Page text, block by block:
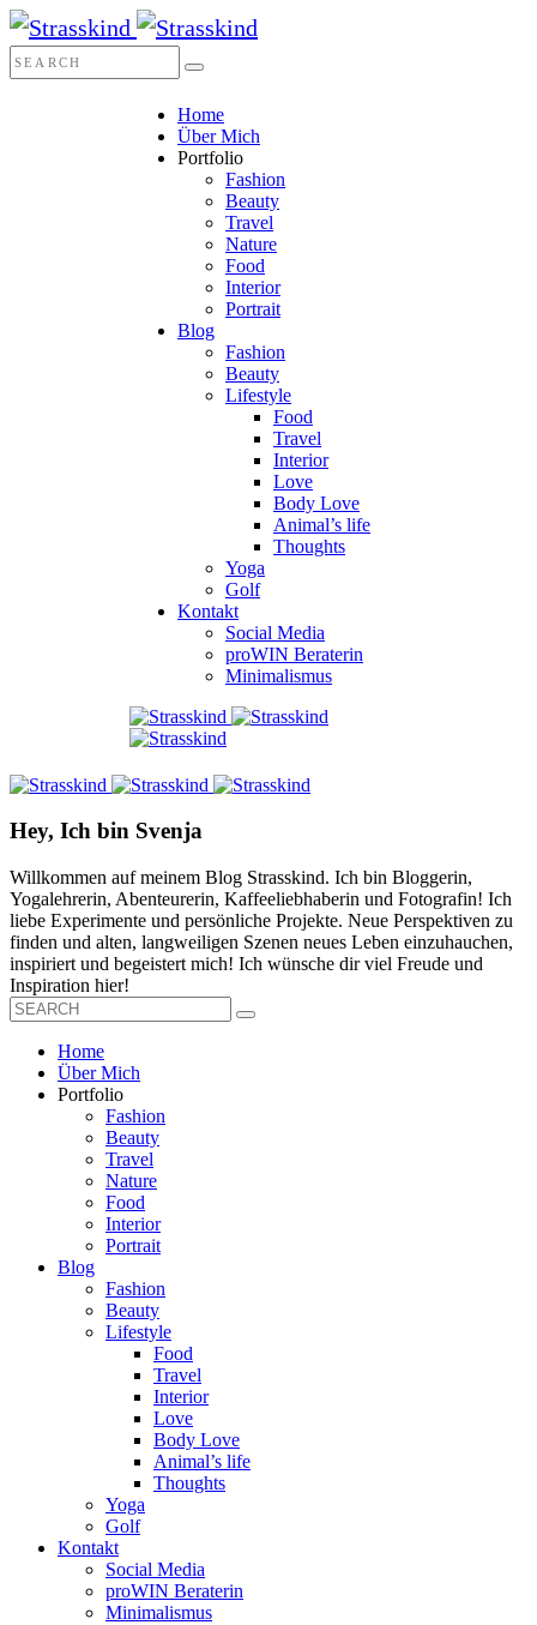
Home
Über Mich
Portfolio
Fashion
Beauty
Travel
Nature
Food
Interior
Portrait
Blog
Fashion
Beauty
Lifestyle
Food
Travel
Interior
Love
Body Love
Animal’s life
Thoughts
Yoga
Golf
Kontakt
Social Media
proWIN Beraterin
Minimalismus
Hey, Ich bin Svenja
Willkommen auf meinem Blog Strasskind. Ich bin Bloggerin,
Yogalehrerin, Abenteurerin, Kaffeeliebhaberin und Fotografin! Ich
liebe Experimente und persönliche Projekte. Neue Perspektiven zu
finden und alten, langweiligen Szenen neues Leben einzuhauchen,
inspiriert und begeistert mich! Ich wünsche dir viel Freude und
Inspiration hier!
Home
Über Mich
Portfolio
Fashion
Beauty
Travel
Nature
Food
Interior
Portrait
Blog
Fashion
Beauty
Lifestyle
Food
Travel
Interior
Love
Body Love
Animal’s life
Thoughts
Yoga
Golf
Kontakt
Social Media
proWIN Beraterin
Minimalismus